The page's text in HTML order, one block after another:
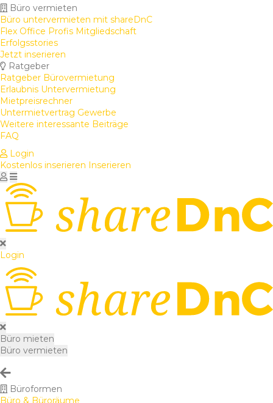
Büro vermieten
Büro untervermieten mit shareDnC
Flex Office Profis Mitgliedschaft
Erfolgsstories
Jetzt inserieren
Ratgeber
Ratgeber Bürovermietung
Erlaubnis Untervermietung
Mietpreisrechner
Untermietvertrag Gewerbe
Weitere interessante Beiträge
FAQ
Login
Kostenlos inserieren Inserieren
Login
Büro mieten
Büro vermieten
Büroformen
Büro & Büroräume